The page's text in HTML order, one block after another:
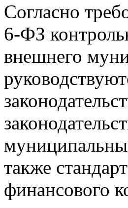
Согласно
6-ФЗ
внешнего
также
финансового